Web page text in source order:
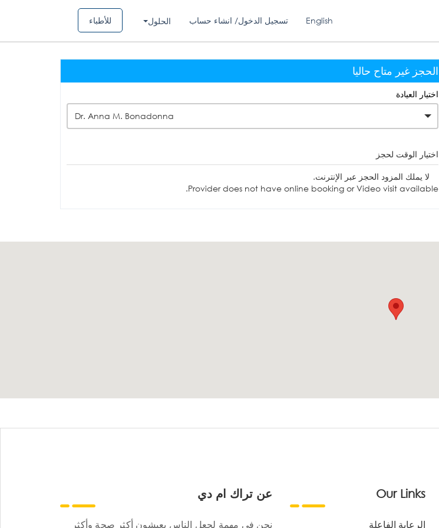
للأطباء الحلول تسجيل الدخول/ انشاء حساب English
الحجز غير متاح حاليا
اختيار العيادة
Dr. Anna M. Bonadonna
اختيار الوقت لحجز
لا يملك المزود الحجز عبر الإنترنت.
Provider does not have online booking or Video visit available.
عن تراك ام دي
نحن في مهمة لجعل الناس يعيشون أكثر صحة وأكثر
Our Links
الرعاية الفاعلة